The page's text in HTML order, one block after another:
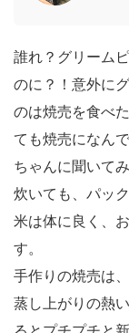
誰れ？グリーム
のに？！意外に
のは焼売を食べ
ても焼売になん
ちゃんに聞いて
炊いても、パッ
米は体に良く、
す。
手作りの焼売は
蒸し上がりの熱